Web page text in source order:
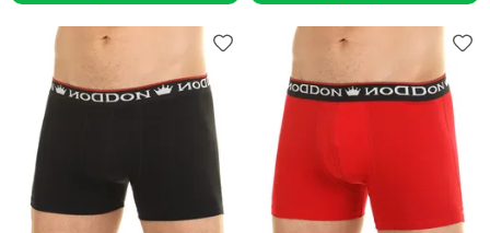
Fabio
Vokul
Micar
Tech-Team
Fuzion
Small Rider
Qztas